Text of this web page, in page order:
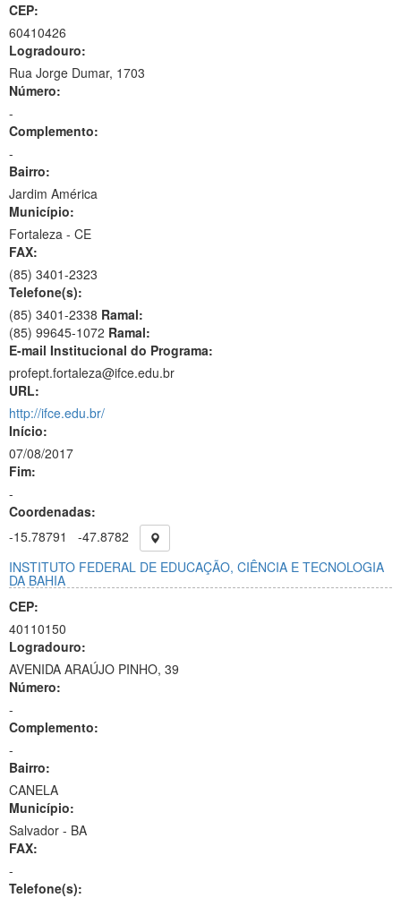
CEP:
60410426
Logradouro:
Rua Jorge Dumar, 1703
Número:
-
Complemento:
-
Bairro:
Jardim América
Município:
Fortaleza - CE
FAX:
(85) 3401-2323
Telefone(s):
(85) 3401-2338 Ramal:
(85) 99645-1072 Ramal:
E-mail Institucional do Programa:
profept.fortaleza@ifce.edu.br
URL:
http://ifce.edu.br/
Início:
07/08/2017
Fim:
-
Coordenadas:
-15.78791
-47.8782
INSTITUTO FEDERAL DE EDUCAÇÃO, CIÊNCIA E TECNOLOGIA
DA BAHIA
CEP:
40110150
Logradouro:
AVENIDA ARAÚJO PINHO, 39
Número:
-
Complemento:
-
Bairro:
CANELA
Município:
Salvador - BA
FAX:
-
Telefone(s):